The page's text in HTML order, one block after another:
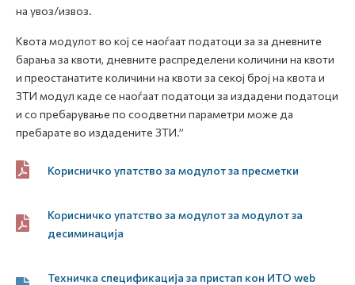
на увоз/извоз.
Квота модулот во кој се наоѓаат податоци за за дневните
барања за квоти, дневните распределени количини на квоти
и преостанатите количини на квоти за секој број на квота и
ЗТИ модул каде се наоѓаат податоци за издадени податоци
и со пребарување по соодветни параметри може да
пребарате во издадените ЗТИ.”
Корисничко упатство за модулот за пресметки
Корисничко упатство за модулот за модулот за
десиминација
Техничка спецификација за пристап кон ИТО web